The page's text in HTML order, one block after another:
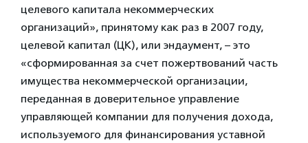
целевого капитала некоммерческих
организаций», принятому как раз в 2007 году,
целевой капитал (ЦК), или эндаумент, – это
«сформированная за счет пожертвований часть
имущества некоммерческой организации,
переданная в доверительное управление
управляющей компании для получения дохода,
используемого для финансирования уставной